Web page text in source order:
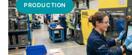
PRODUCTION